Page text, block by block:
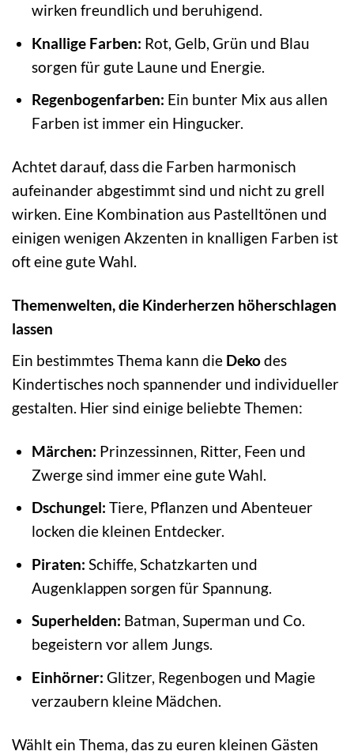
wirken freundlich und beruhigend.
Knallige Farben: Rot, Gelb, Grün und Blau
sorgen für gute Laune und Energie.
Regenbogenfarben: Ein bunter Mix aus allen
Farben ist immer ein Hingucker.
Achtet darauf, dass die Farben harmonisch
aufeinander abgestimmt sind und nicht zu grell
wirken. Eine Kombination aus Pastelltönen und
einigen wenigen Akzenten in knalligen Farben ist
oft eine gute Wahl.
Themenwelten, die Kinderherzen höherschlagen
lassen
Ein bestimmtes Thema kann die Dekodes
Kindertisches noch spannender und individueller
gestalten. Hier sind einige beliebte Themen:
Märchen: Prinzessinnen, Ritter, Feen und
Zwerge sind immer eine gute Wahl.
Dschungel: Tiere, Pflanzen und Abenteuer
locken die kleinen Entdecker.
Piraten: Schiffe, Schatzkarten und
Augenklappen sorgen für Spannung.
Superhelden: Batman, Superman und Co.
begeistern vor allem Jungs.
Einhörner: Glitzer, Regenbogen und Magie
verzaubern kleine Mädchen.
Wählt ein Thema, das zu euren kleinen Gästen